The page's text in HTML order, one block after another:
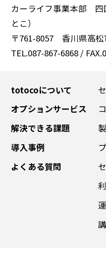
カーライフ事業本部
とこ）
〒761-8057 香川県高松
TEL.087-867-6868 /
totocoについて
オプションサービス
解決できる課題
導入事例
よくある質問